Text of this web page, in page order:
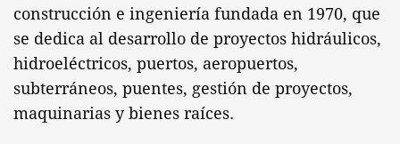
construcción e ingeniería fundada en 1970, que
se dedica al desarrollo de proyectos hidráulicos,
hidroeléctricos, puertos, aeropuertos,
subterráneos, puentes, gestión de proyectos,
maquinarias y bienes raíces.